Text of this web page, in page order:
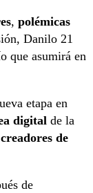
, polémicas
, Danilo 21
que asumirá en
etapa en
digital de la
creadores de
de